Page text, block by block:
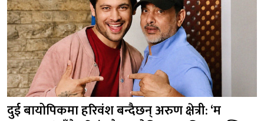
दुई बायोपिकमा हरिवंश बन्दैछन् अरुण क्षेत्री: ‘म